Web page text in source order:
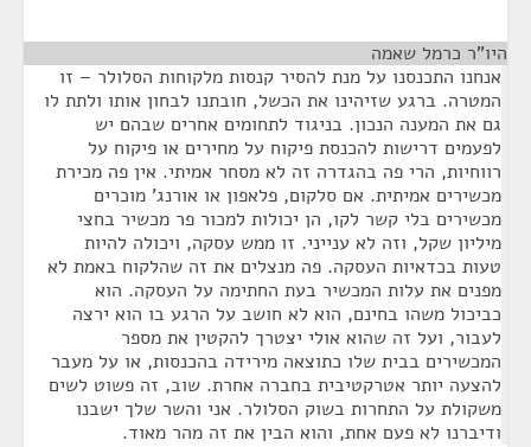
היו"ר כרמל שאמה
אנחנו התכנסנו על מנת להסיר קנסות מלקוחות הסלולר – זו
המטרה. ברגע שזיהינו את הכשל, חובתנו לבחון אותו ולתת לו
גם את המענה הנכון. בניגוד לתחומים אחרים שבהם יש
לפעמים דרישות להכנסת פיקוח על מחירים או פיקוח על
רווחיות, הרי פה בהגדרה זה לא מסחר אמיתי. אין פה מכירת
מכשירים אמיתית. אם סלקום, פלאפון או אורנג' מוכרים
מכשירים בלי קשר לקו, הן יכולות למכור פר מכשיר בחצי
מיליון שקל, וזה לא ענייני. זו ממש עסקה, ויכולה להיות
טעות בכדאיות העסקה. פה מנצלים את זה שהלקוח באמת לא
מפנים את עלות המכשיר בעת החתימה על העסקה. הוא
כביכול משהו בחינם, הוא לא חושב על הרגע בו הוא ירצה
לעבור, ועל זה שהוא אולי יצטרך להקטין את מספר
המכשירים בבית שלו כתוצאה מירידה בהכנסות, או על מעבר
להצעה יותר אטרקטיבית בחברה אחרת. שוב, זה פשוט לשים
משקולת על התחרות בשוק הסלולר. אני והשר שלך ישבנו
ודיברנו לא פעם אחת, והוא הבין את זה מהר מאוד.